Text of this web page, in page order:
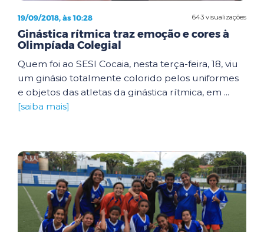
643 visualizações
19/09/2018, às 10:28
Ginástica rítmica traz emoção e cores à
Olimpíada Colegial
Quem foi ao SESI Cocaia, nesta terça-feira, 18, viu
um ginásio totalmente colorido pelos uniformes
e objetos das atletas da ginástica rítmica, em ...
[saiba mais]